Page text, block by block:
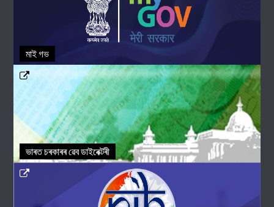
মাই গভ
ভাৰত চৰকাৰৰ ৱেব ডাইৰেক্টৰী